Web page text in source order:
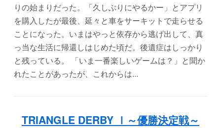
りの始まりだった。「久しぶりにやるかー」とアプリ
を購入したが最後、延々と車をサーキットで走らせる
ことになった。いまはやっと依存から逃げ出して、真
っ当な生活に帰還しはじめた頃だ。後遺症はしっかり
と残っている。 「いま一番楽しいゲームは？」と聞か
れたことがあったが、これからは...
TRIANGLE DERBY Ⅰ～優勝決定戦～